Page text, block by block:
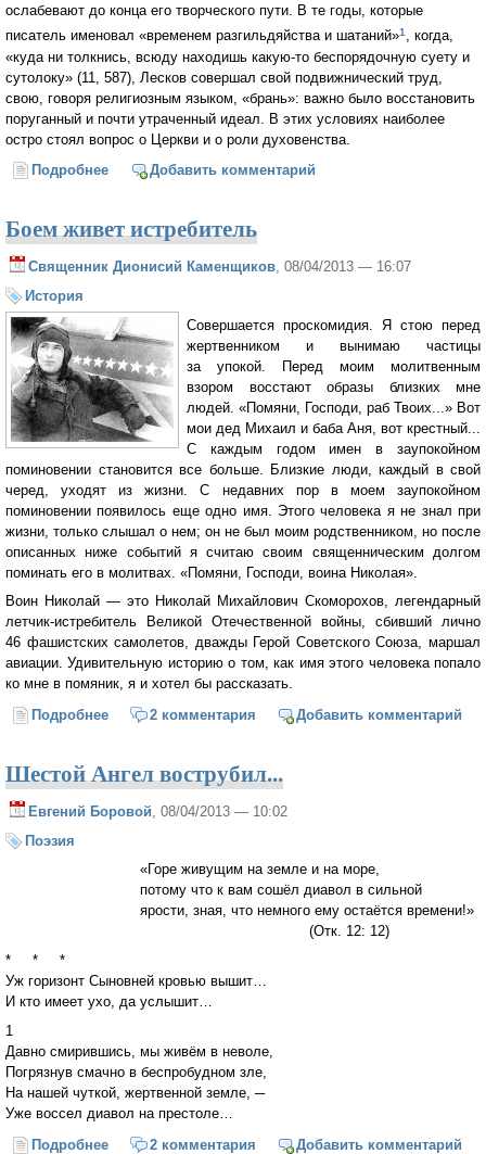
ослабевают до конца его творческого пути. В те годы, которые
писатель именовал «временем разгильдяйства и шатаний»1 , когда,
«куда ни толкнись, всюду находишь какую-то беспорядочную суету и
сутолоку» (11, 587), Лесков совершал свой подвижнический труд,
свою, говоря религиозным языком, «брань»: важно было восстановить
поруганный и почти утраченный идеал. В этих условиях наиболее
остро стоял вопрос о Церкви и о роли духовенства.
Подробнее о «Один у вас учитель — Христос» (Алла Новикова-
Добавить комментарий
Боем живет истребитель
Священник Дионисий Каменщиков, 08/04/2013 — 16:07
История
Совершается проскомидия. Я стою перед
жертвенником и вынимаю частицы
за упокой. Перед моим молитвенным
взором восстают образы близких мне
людей. «Помяни, Господи, раб Твоих...» Вот
мои дед Михаил и баба Аня, вот крестный...
С каждым годом имен в заупокойном
поминовении становится все больше. Близкие люди, каждый в свой
черед, уходят из жизни. С недавних пор в моем заупокойном
поминовении появилось еще одно имя. Этого человека я не знал при
жизни, только слышал о нем; он не был моим родственником, но после
описанных ниже событий я считаю своим священническим долгом
поминать его в молитвах. «Помяни, Господи, воина Николая».
Воин Николай — это Николай Михайлович Скоморохов, легендарный
летчик-истребитель Великой Отечественной войны, сбивший лично
46 фашистских самолетов, дважды Герой Советского Союза, маршал
авиации. Удивительную историю о том, как имя этого человека попало
ко мне в помяник, я и хотел бы рассказать.
Подробнее о Боем живет истребитель
2 комментария Добавить комментарий
Шестой Ангел вострубил...
Евгений Боровой , 08/04/2013 — 10:02
Поэзия
«Горе живущим на земле и на море,
потому что к вам сошёл диавол в сильной
ярости, зная, что немного ему остаётся времени!»
(Отк. 12: 12)
* * *
Уж горизонт Сыновней кровью вышит…
И кто имеет ухо, да услышит…
1
Давно смирившись, мы живём в неволе,
Погрязнув смачно в беспробудном зле,
На нашей чуткой, жертвенной земле, ─
Уже воссел диавол на престоле…
Подробнее о Шестой Ангел вострубил...
2 комментария Добавить комментарий